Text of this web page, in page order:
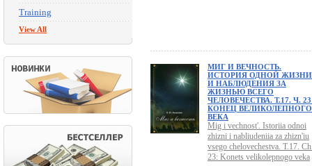
Training
View All
МИГ И ВЕЧНОСТЬ.
ИСТОРИЯ ОДНОЙ ЖИЗНИ
И НАБЛЮДЕНИЯ ЗА
ЖИЗНЬЮ ВСЕГО
ЧЕЛОВЕЧЕСТВА. Т.17. Ч.
КОНЕЦ ВЕЛИКОЛЕПНОГО
ВЕКА
Mig i vechnost'. Istoriia odnoi
zhizni i nabliudeniia za zhizn'iu
vsego chelovechestva. T.17.
23: Konets velikolepnogo veka